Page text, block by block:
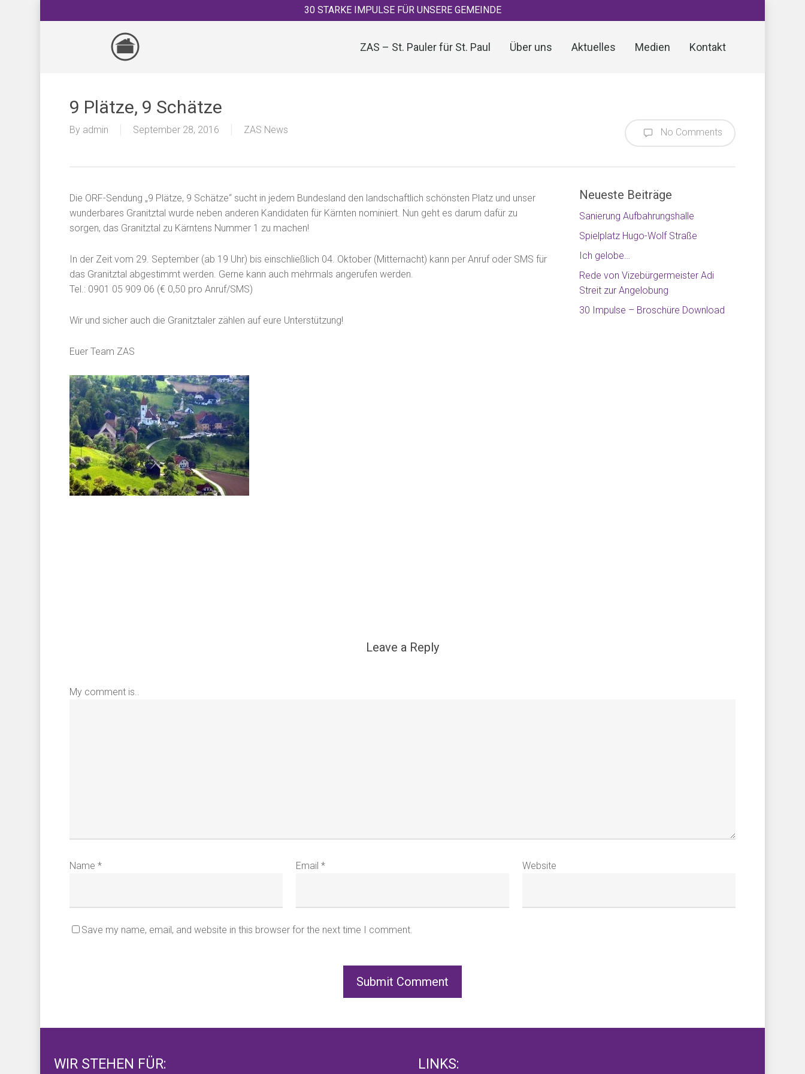
30 STARKE IMPULSE FÜR UNSERE GEMEINDE
ZAS – St. Pauler für St. Paul Über uns Aktuelles Medien Kontakt
9 Plätze, 9 Schätze
By admin September 28, 2016 ZAS News No Comments
Die ORF-Sendung „9 Plätze, 9 Schätze“ sucht in jedem Bundesland den landschaftlich schönsten Platz und unser
wunderbares Granitztal wurde neben anderen Kandidaten für Kärnten nominiert. Nun geht es darum dafür zu
sorgen, das Granitztal zu Kärntens Nummer 1 zu machen!
In der Zeit vom 29. September (ab 19 Uhr) bis einschließlich 04. Oktober (Mitternacht) kann per Anruf oder SMS für
das Granitztal abgestimmt werden. Gerne kann auch mehrmals angerufen werden.
Tel.: 0901 05 909 06 (€ 0,50 pro Anruf/SMS)
Wir und sicher auch die Granitztaler zählen auf eure Unterstützung!
Euer Team ZAS
Neueste Beiträge
Sanierung Aufbahrungshalle
Spielplatz Hugo-Wolf Straße
Ich gelobe…
Rede von Vizebürgermeister Adi
Streit zur Angelobung
30 Impulse – Broschüre Download
Leave a Reply
My comment is..
Name * Email * Website
Save my name, email, and website in this browser for the next time I comment.
WIR STEHEN FÜR: LINKS: